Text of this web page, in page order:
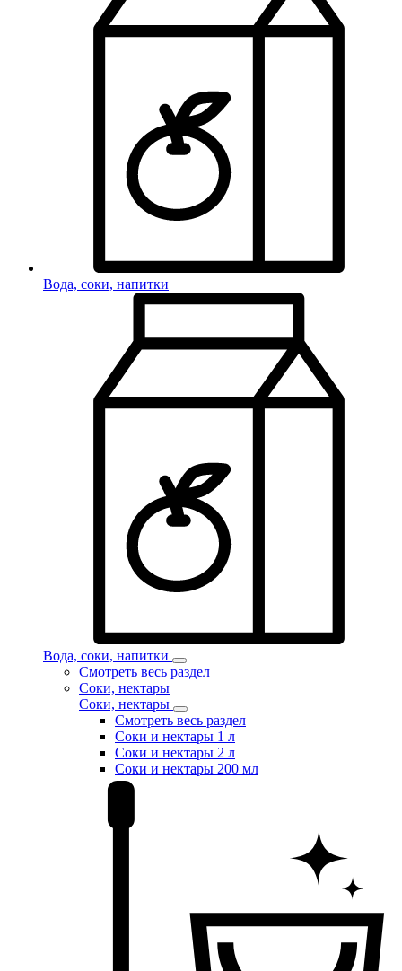
Вода, соки, напитки
Вода, соки, напитки
Смотреть весь раздел
Соки, нектары
Соки, нектары
Смотреть весь раздел
Соки и нектары 1 л
Соки и нектары 2 л
Соки и нектары 200 мл